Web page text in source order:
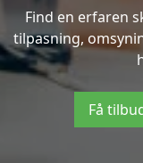
Find en erfaren
tilpasning,
Få